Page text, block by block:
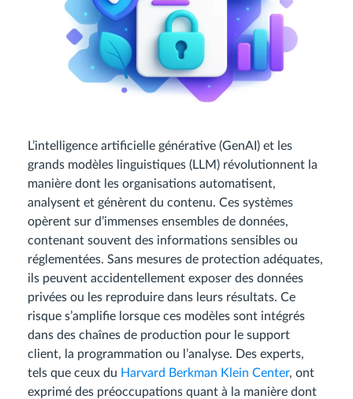
L’intelligence artificielle générative (GenAI) et les
grands modèles linguistiques (LLM) révolutionnent la
manière dont les organisations automatisent,
analysent et génèrent du contenu. Ces systèmes
opèrent sur d’immenses ensembles de données,
contenant souvent des informations sensibles ou
réglementées. Sans mesures de protection adéquates,
ils peuvent accidentellement exposer des données
privées ou les reproduire dans leurs résultats. Ce
risque s’amplifie lorsque ces modèles sont intégrés
dans des chaînes de production pour le support
client, la programmation ou l’analyse. Des experts,
tels que ceux du Harvard Berkman Klein Center, ont
exprimé des préoccupations quant à la manière dont